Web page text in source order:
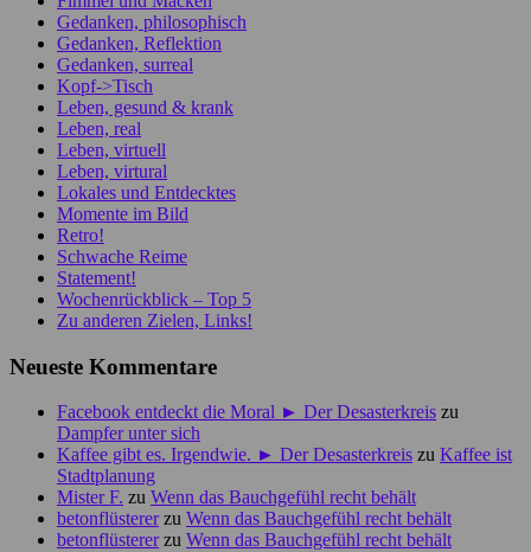
Gedanken, philosophisch
Gedanken, Reflektion
Gedanken, surreal
Kopf->Tisch
Leben, gesund & krank
Leben, real
Leben, virtuell
Leben, virtural
Lokales und Entdecktes
Momente im Bild
Retro!
Schwache Reime
Statement!
Wochenrückblick – Top 5
Zu anderen Zielen, Links!
Neueste Kommentare
Facebook entdeckt die Moral ► Der Desasterkreis zu
Dampfer unter sich
Kaffee gibt es. Irgendwie. ► Der Desasterkreis zu Kaffee ist
Stadtplanung
Mister F. zu Wenn das Bauchgefühl recht behält
betonflüstererzu Wenn das Bauchgefühl recht behält
betonflüstererzu Wenn das Bauchgefühl recht behält